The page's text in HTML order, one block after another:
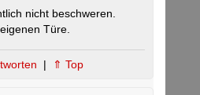
nicht beschweren.
Türe.
| ⇑ Top